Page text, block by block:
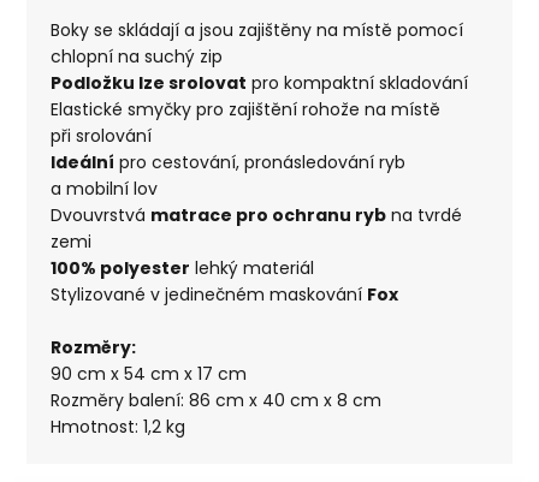
Boky se skládají a jsou zajištěny na místě pomocí
chlopní na suchý zip
Podložku lze srolovat pro kompaktní skladování
Elastické smyčky pro zajištění rohože na místě
při srolování
Ideální pro cestování, pronásledování ryb
a mobilní lov
Dvouvrstvá matrace pro ochranu ryb na tvrdé
zemi
100% polyester lehký materiál
Stylizované v jedinečném maskování Fox
Rozměry:
90 cm x 54 cm x 17 cm
Rozměry balení: 86 cm x 40 cm x 8 cm
Hmotnost: 1,2 kg